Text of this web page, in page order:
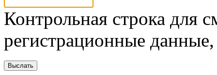
Контрольная строка для
регистрационные